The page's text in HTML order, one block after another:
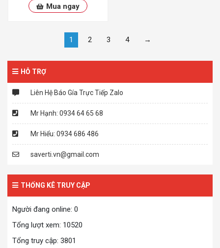
Mua ngay
1 2 3 4 →
HỖ TRỢ
Liên Hệ Báo Gía Trực Tiếp Zalo
Mr Hạnh: 0934 64 65 68
Mr Hiểu: 0934 686 486
saverti.vn@gmail.com
THỐNG KÊ TRUY CẬP
Người đang online: 0
Tổng lượt xem: 10520
Tổng truy cập: 3801